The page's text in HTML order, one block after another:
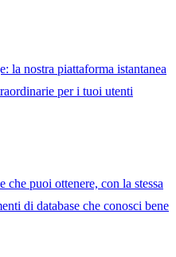
la nostra piattaforma istantanea
per i tuoi utenti
puoi ottenere, con la stessa
di database che conosci bene